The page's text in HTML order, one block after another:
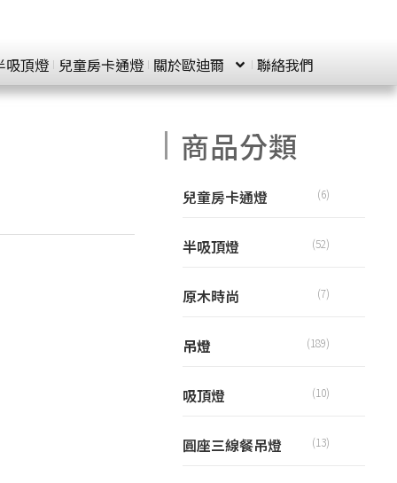
吸頂燈 兒童房卡通燈 關於歐迪爾 聯絡我們
商品分類
兒童房卡通燈 (6)
半吸頂燈 (52)
原木時尚 (7)
吊燈 (189)
吸頂燈 (10)
圓座三線餐吊燈 (13)